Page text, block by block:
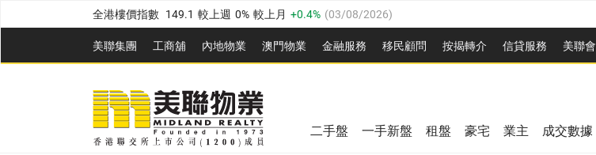
全港樓價指數 149.1 較上週 0% 較上月 0.4% (03/08/2026)
港島樓價指數 157.4 較上週 -0.3% 較上月 -0.8% (03/08/2026)
九龍樓價指數 156.4 較上週 -0.1% 較上月 0.3% (03/08/2026)
新界樓價指數 134.8 較上週 0.1%
美聯信心指數 77.1 較上週 0.7% 較上月 ( 03/08/2026
美聯集團 工商舖 內地物業 澳門物業 金融服務 移民顧問 按揭轉介 信貸服務 美聯會
全港樓價指數 149.1 較上週 0% 較上月
二手盤 一手新盤 租盤 豪宅 業主 成交數據